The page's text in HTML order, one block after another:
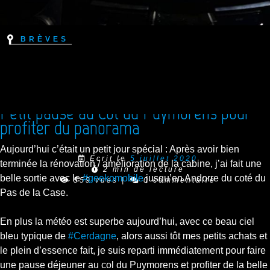
Brèves
Petit pause au Col du Puymorens pour
profiter du panorama
Ecrit le 5 juillet 2020
2 min de lecture
559 vues | 0 commentaire
Aujourd’hui c’était un petit jour spécial : Après avoir bien
terminée la rénovation / amélioration de la cabine, j’ai fait une
belle sortie avec le#geekomobilejusqu’en Andorre du coté du
Pas de la Case.
En plus la météo est superbe aujourd’hui, avec ce beau ciel
bleu typique de #Cerdagne, alors aussi tôt mes petits achats et
le plein d’essence fait, je suis reparti immédiatement pour faire
une pause déjeuner au col du Puymorens et profiter de la belle